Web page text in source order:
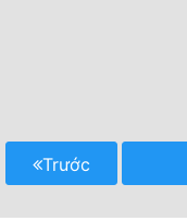
Trước